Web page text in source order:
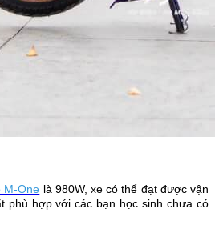
M-One là 980W, xe có thể đạt được vận
phù hợp với các bạn học sinh chưa có